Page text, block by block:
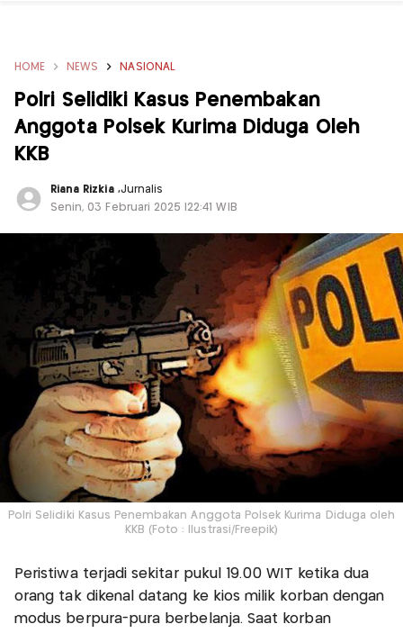
HOME NEWS NASIONAL
Polri Selidiki Kasus Penembakan
Anggota Polsek Kurima Diduga Oleh
KKB
Riana Rizkia ,Jurnalis
Senin, 03 Februari 2025 |22:41 WIB
Polri Selidiki Kasus Penembakan Anggota Polsek Kurima Diduga oleh
KKB (Foto : Ilustrasi/Freepik)
Peristiwa terjadi sekitar pukul 19.00 WIT ketika dua
orang tak dikenal datang ke kios milik korban dengan
modus berpura-pura berbelanja. Saat korban